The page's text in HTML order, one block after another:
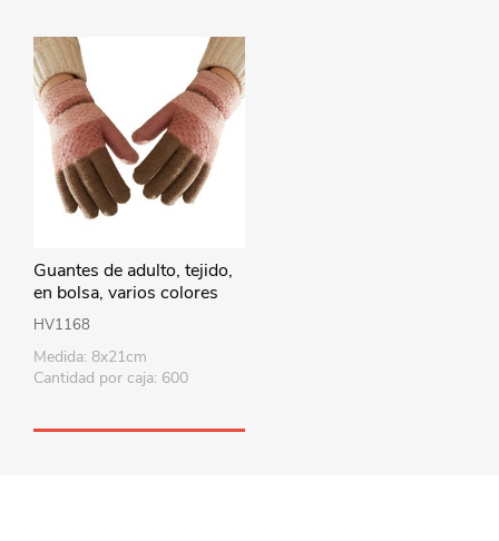
Guantes de adulto, tejido,
en bolsa, varios colores
HV1168
Medida: 8x21cm
Cantidad por caja: 600